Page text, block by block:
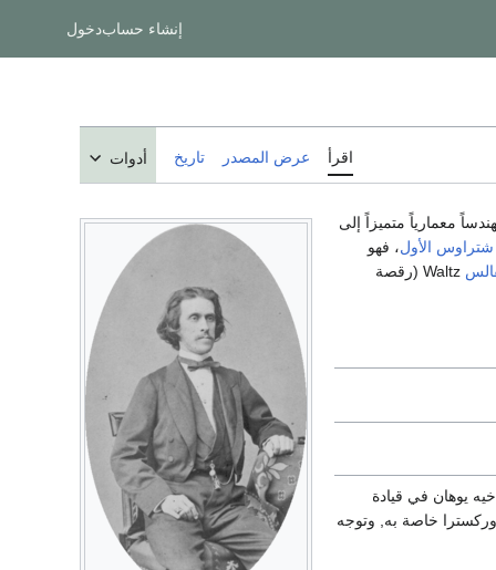
إنشاء حسابدخول
اقرأ عرض المصدر تاريخ أدوات
معمارياً متميزاً إلى
شتراوس الأول، فهو
Waltz (رقصة
يوهان في قيادة
خاصة به, وتوجه